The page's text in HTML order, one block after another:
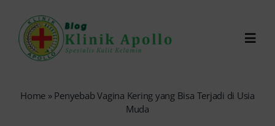
content
Home » Penyebab Vagina Kering yang Bisa Terjadi di Usia
Muda